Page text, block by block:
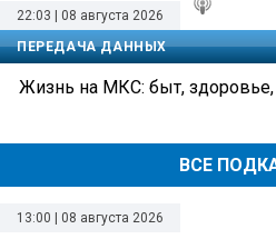
ВСЕ
22:03 | 08 августа 2026
ПЕРЕДАЧА ДАННЫХ
Жизнь на МКС: быт,
13:00 | 08 августа 2026